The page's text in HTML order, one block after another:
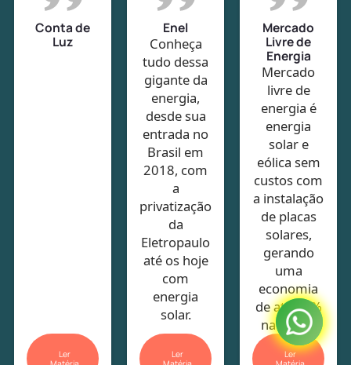
Conta de
Luz
Ler
Enel
Conheça
tudo dessa
gigante da
energia,
desde sua
entrada no
Brasil em
2018, com
a
privatização
da
Eletropaulo
até os hoje
com
energia
solar.
Ler
Mercado
Livre de
Energia
Mercado
livre de
energia é
energia
solar e
eólica sem
custos com
a instalação
de placas
solares,
gerando
uma
economia
de até 40%
na conta.
Ler